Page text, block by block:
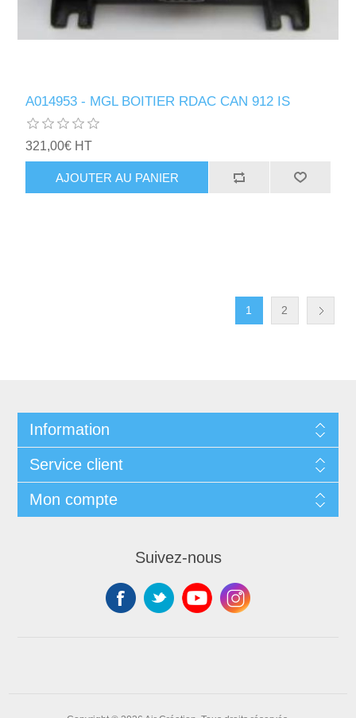
A014953 - MGL BOITIER RDAC CAN 912 IS
321,00€ HT
AJOUTER AU PANIER
1 2
Information
Service client
Mon compte
Suivez-nous